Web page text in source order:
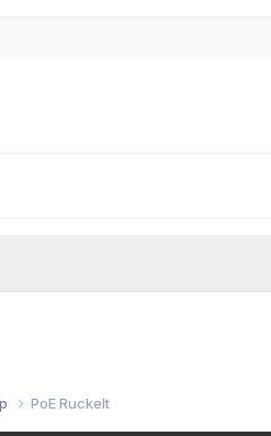
PoE Ruckelt